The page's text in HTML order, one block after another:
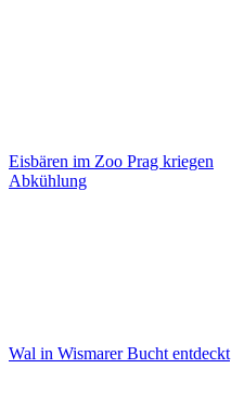
Eisbären im Zoo Prag kriegen
Abkühlung
Wal in Wismarer Bucht entdeckt